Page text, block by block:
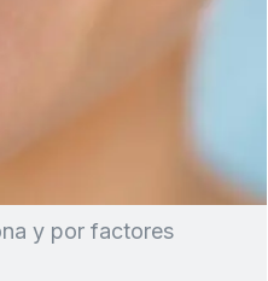
y por factores